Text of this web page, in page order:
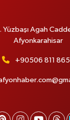
Yüzbaşı Agah
Afyonkarahisar
+90506 811